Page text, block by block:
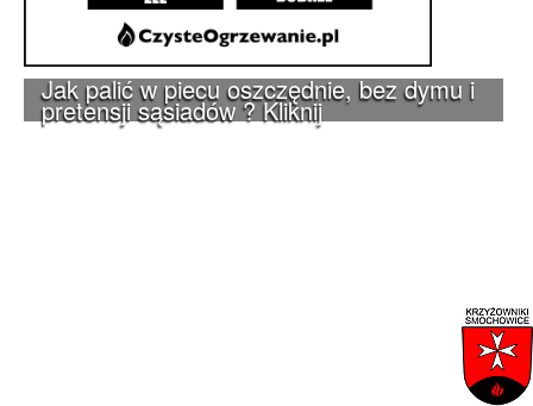
Jak palić w piecu oszczędnie, bez dymu i
pretensji sąsiadów ? Kliknij